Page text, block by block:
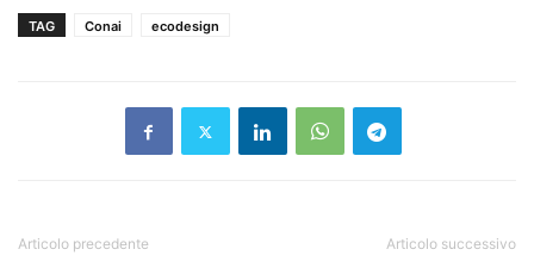
TAG Conai ecodesign
Articolo precedente Articolo successivo